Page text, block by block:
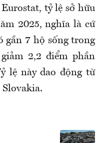
tỷ lệ sở hữu
2025, nghĩa là cứ
gần 7 hộ sống trong
2,2 điểm phần
lệ này dao động từ